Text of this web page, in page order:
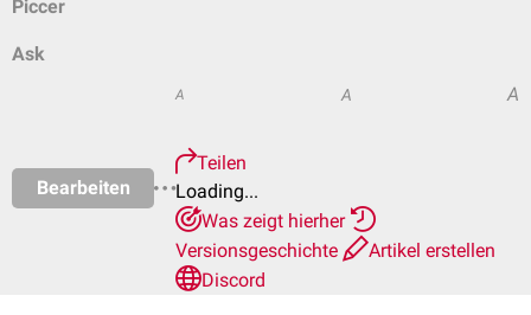
Piccer
Ask
Bearbeiten
A A A
Teilen
Loading...
Was zeigt hierher
Versionsgeschichte
Artikel erstellen
Discord